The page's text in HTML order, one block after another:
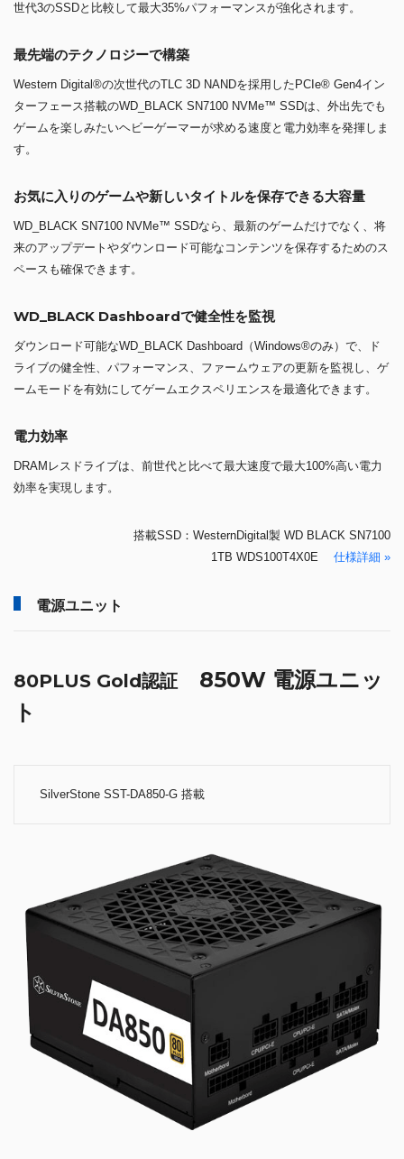
ペースも確保できます。
WD_BLACK Dashboardで健全性を監視
ダウンロード可能なWD_BLACK Dashboard（Windows®のみ）で、ド
ライブの健全性、パフォーマンス、ファームウェアの更新を監視し、ゲ
ームモードを有効にしてゲームエクスペリエンスを最適化できます。
効率を実現します。
搭載SSD：WesternDigital製 WD BLACK SN7100
電源ユニット
80PLUS Gold認証
ト
SilverStone SST-DA850-G 搭載
80PLUS Gold認証を取得している高コストパフォーマンス電源。奥行き
も140mmとコンパクトで扱いやすいサイズです。
奥行140ｍｍというコンパクト設計によって簡単に取り付け可能
厳格な ±3 %電圧制御および低リップル&ノイズ
40 ℃動作温度での連続出力
80 PLUS Gold仕様による高効率
日本製電解コンデンサ
クラスをリードするシングル+12Vレール
最小18dBAの静音120mmファン